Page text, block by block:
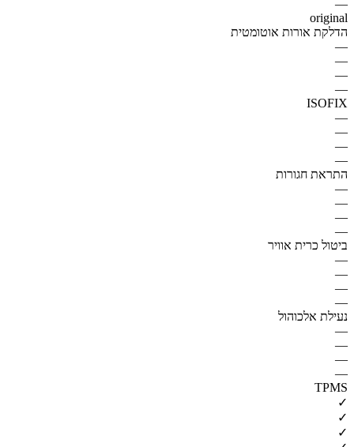
—
original
הדלקת אורות אוטומטית
—
—
—
—
ISOFIX
—
—
—
—
התראת חגורות
—
—
—
—
ביטול כרית אוויר
—
—
—
—
נעילת אלכוהול
—
—
—
—
TPMS
✓
✓
✓